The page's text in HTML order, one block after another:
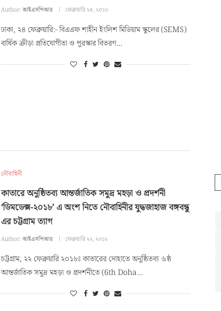
Author:আইএসপিআর ফেব্রুয়ারি ২৪, ২০১৮
ঢাকা, ২৪ ফেব্রুয়ারি:- বিএএফ শাহীন ইংলিশ মিডিয়াম স্কুলের (SEMS)
বার্ষিক ক্রীড়া প্রতিযোগীতা ও পুরস্কার বিতরণ…
নৌবাহিনী
কাতারে অনুষ্ঠিতব্য আন্তর্জাতিক সমুদ্র মহড়া ও প্রদর্শনী
‘ডিমডেক্স-২০১৮’ এ অংশ নিতে নৌবাহিনীর যুদ্ধজাহাজ বঙ্গবন্ধু
এর চট্টগ্রাম ত্যাগ
Author:আইএসপিআর ফেব্রুয়ারি ২২, ২০১৮
চট্টগ্রাম, ২২ ফেব্রুয়ারি ২০১৮ঃ কাতারের দোহাতে অনুষ্ঠিতব্য ৬ষ্ঠ
আন্তর্জাতিক সমুদ্র মহড়া ও প্রদর্শনীতে (6th Doha…